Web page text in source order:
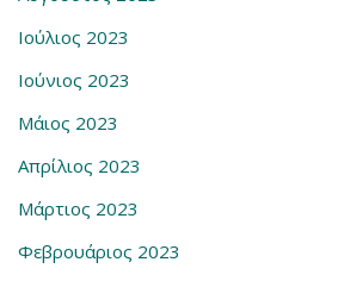
Ιούλιος 2023
Ιούνιος 2023
Μάιος 2023
Απρίλιος 2023
Μάρτιος 2023
Φεβρουάριος 2023